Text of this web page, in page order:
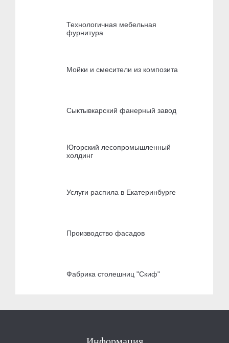
Технологичная мебельная
фурнитура
Мойки и смесители из композита
Сыктывкарский фанерный завод
Югорский лесопромышленный
холдинг
Услуги распила в Екатеринбурге
Производство фасадов
Фабрика столешниц "Скиф"